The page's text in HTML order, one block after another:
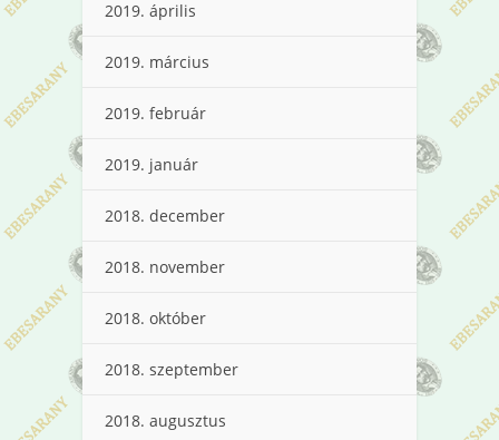
2019. április
2019. március
2019. február
2019. január
2018. december
2018. november
2018. október
2018. szeptember
2018. augusztus